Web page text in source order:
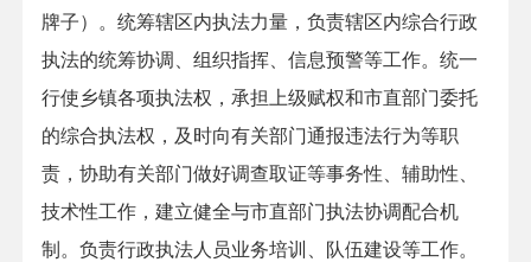
牌子）。统筹辖区内执法力量，负责辖区内综合行政
执法的统筹协调、组织指挥、信息预警等工作。统一
行使乡镇各项执法权，承担上级赋权和市直部门委托
的综合执法权，及时向有关部门通报违法行为等职
责，协助有关部门做好调查取证等事务性、辅助性、
技术性工作，建立健全与市直部门执法协调配合机
制。负责行政执法人员业务培训、队伍建设等工作。